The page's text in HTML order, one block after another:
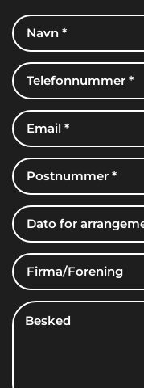
Sonja & Torsten,
"Det er måske kun 1
sådan en fest og så
er i orden og man
oplevelse. Tak for